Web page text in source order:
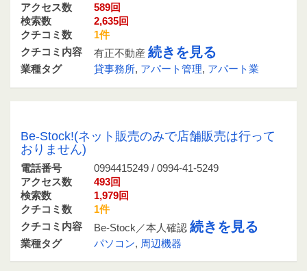
アクセス数
589回
検索数
2,635回
クチコミ数
1件
クチコミ内容
有正不動産 続きを見る
業種タグ 貸事務所, アパート管理, アパート業
Be-Stock!(ネット販売のみで店舗販売は行って
おりません)
電話番号
0994415249 / 0994-41-5249
アクセス数
493回
検索数
1,979回
クチコミ数
1件
クチコミ内容
Be-Stock／本人確認 続きを見る
業種タグ パソコン, 周辺機器